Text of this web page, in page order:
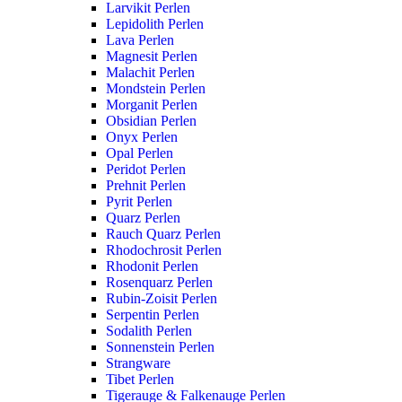
Larvikit Perlen
Lepidolith Perlen
Lava Perlen
Magnesit Perlen
Malachit Perlen
Mondstein Perlen
Morganit Perlen
Obsidian Perlen
Onyx Perlen
Opal Perlen
Peridot Perlen
Prehnit Perlen
Pyrit Perlen
Quarz Perlen
Rauch Quarz Perlen
Rhodochrosit Perlen
Rhodonit Perlen
Rosenquarz Perlen
Rubin-Zoisit Perlen
Serpentin Perlen
Sodalith Perlen
Sonnenstein Perlen
Strangware
Tibet Perlen
Tigerauge & Falkenauge Perlen